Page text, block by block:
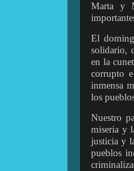
Marta y
El
solidario,
en la
corrupto
inmensa
los
Nuestro
miseria y
justicia y
pueblos